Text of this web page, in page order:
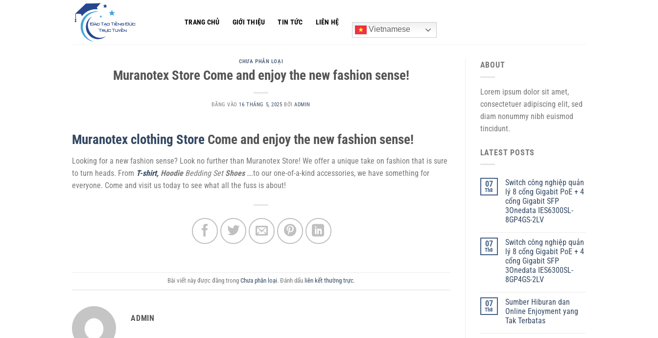
TRANG CHỦ GIỚI THIỆU TIN TỨC
LIÊN HỆ
Vietnamese
CHƯA PHÂN LOẠI
Muranotex Store Come and enjoy the new fashion sense!
ĐĂNG VÀO16 THÁNG 5, 2025 BỞIADMIN
Muranotex clothing Store Come and enjoy the new fashion sense!
Looking for a new fashion sense? Look no further than Muranotex Store! We offer a unique take on fashion that is sure
to turn heads. From T-shirt, Hoodie Bedding Set Shoes….to our one-of-a-kind accessories, we have something for
everyone. Come and visit us today to see what all the fuss is about!
Bài viết này được đăng trong Chưa phân loại. Đánh dấu liên kết thường trực.
ADMIN
ABOUT
Lorem ipsum dolor sit amet,
consectetuer adipiscing elit, sed
diam nonummy nibh euismod
tincidunt.
LATEST POSTS
07
Th8
Switch công nghiệp quản
lý 8 cổng Gigabit PoE + 4
cổng Gigabit SFP
3Onedata IES6300SL-
8GP4GS-2LV
07
Th8
Switch công nghiệp quản
lý 8 cổng Gigabit PoE + 4
cổng Gigabit SFP
3Onedata IES6300SL-
8GP4GS-2LV
07
Th8
Sumber Hiburan dan
Online Enjoyment yang
Tak Terbatas